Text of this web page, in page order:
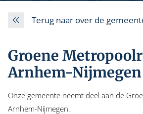
Terug naar over de
Groene
Arnhem-Nijmegen
Onze gemeente neemt deel aan de
Arnhem-Nijmegen.